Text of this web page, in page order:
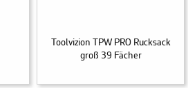
Toolvizion TPW PRO Rucksack
groß 39 Fächer